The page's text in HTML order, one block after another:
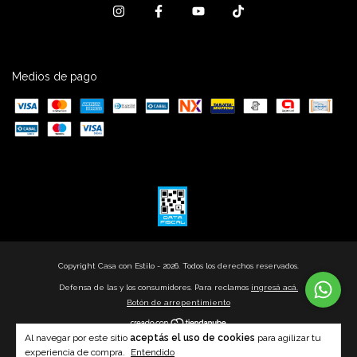
Al navegar por este sitio aceptás el uso de cookies para agilizar tu
experiencia de compra.
Entendido
Medios de pago
Copyright Casa con Estilo - 2026. Todos los derechos reservados.
Defensa de las y los consumidores. Para reclamos ingresá acá.
Botón de arrepentimiento